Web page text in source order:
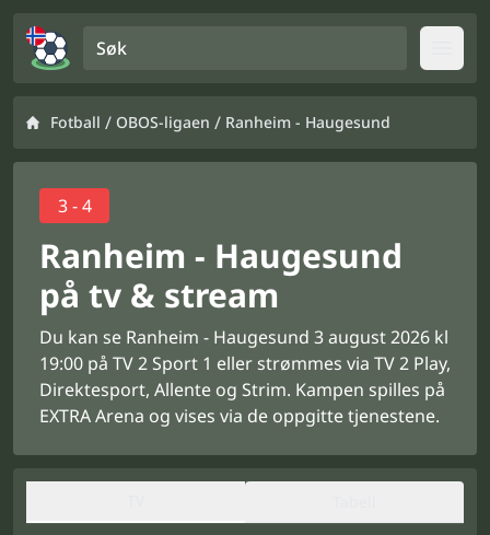
Fotball / OBOS-ligaen / Ranheim - Haugesund
3 - 4
Ranheim - Haugesund
på tv & stream
Du kan se Ranheim - Haugesund 3 august 2026 kl
19:00 på TV 2 Sport 1 eller strømmes via TV 2 Play,
Direktesport, Allente og Strim. Kampen spilles på
EXTRA Arena og vises via de oppgitte tjenestene.